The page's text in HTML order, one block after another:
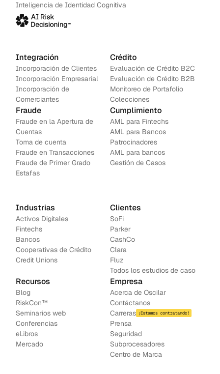
Inteligencia de Identidad Cognitiva
Integración
Incorporación de Clientes
Incorporación Empresarial
Incorporación de
Comerciantes
Crédito
Evaluación de Crédito B2C
Evaluación de Crédito B2B
Monitoreo de Portafolio
Colecciones
Fraude
Fraude en la Apertura de
Cuentas
Toma de cuenta
Fraude en Transacciones
Fraude de Primer Grado
Estafas
Cumplimiento
AML para Fintechs
AML para Bancos
Patrocinadores
AML para bancos
Gestión de Casos
Industrias
Activos Digitales
Fintechs
Bancos
Cooperativas de Crédito
Credit Unions
Clientes
SoFi
Parker
CashCo
Clara
Fluz
Todos los estudios de caso
Recursos
Blog
RiskCon™
Seminarios web
Conferencias
eLibros
Mercado
Empresa
Acerca de Oscilar
Contáctanos
Carreras ¡Estamos contratando!
Prensa
Seguridad
Subprocesadores
Centro de Marca